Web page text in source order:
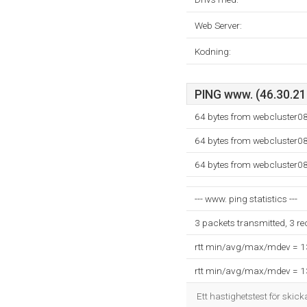
Web Server:
Kodning:
PING www.
64 bytes from
64 bytes from
64 bytes from
--- www. ping statistics ---
3 packets transmitted, 3
rtt min/avg/max/mdev =
rtt min/avg/max/mdev =
Ett hastighetstest för